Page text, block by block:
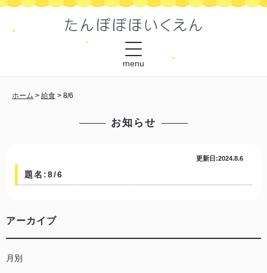
menu
ホーム > 給食 > 8/6
お知らせ
更新日:2024.8.6
題名:8/6
アーカイブ
月別